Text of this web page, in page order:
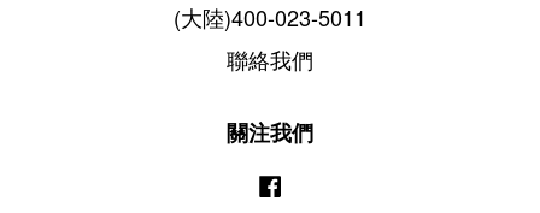
(大陸)400-023-5011
聯絡我們
關注我們